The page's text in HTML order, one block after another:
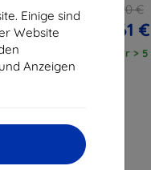
Einige sind
Website
Anzeigen
12,90 €
11,61 €
Auf Lager > 5